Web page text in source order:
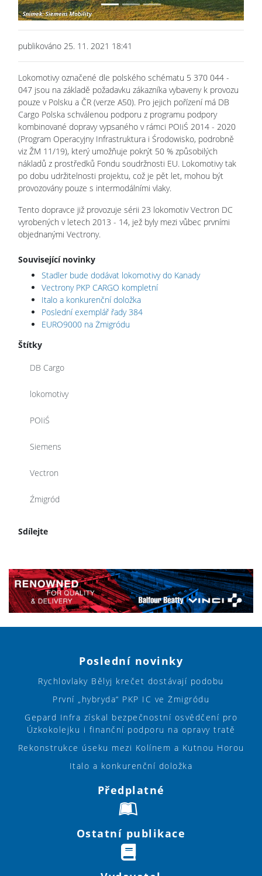
publikováno 25. 11. 2021 18:41
Lokomotivy označené dle polského schématu 5 370 044 -
047 jsou na základě požadavku zákazníka vybaveny k provozu
pouze v Polsku a ČR (verze A50). Pro jejich pořízení má DB
Cargo Polska schválenou podporu z programu podpory
kombinované dopravy vypsaného v rámci POIiŚ 2014 - 2020
(Program Operacyjny Infrastruktura i Środowisko, podrobně
viz ŽM 11/19), který umožňuje pokrýt 50 % způsobilých
nákladů z prostředků Fondu soudržnosti EU. Lokomotivy tak
po dobu udržitelnosti projektu, což je pět let, mohou být
provozovány pouze s intermodálními vlaky.
Tento dopravce již provozuje sérii 23 lokomotiv Vectron DC
vyrobených v letech 2013 - 14, jež byly mezi vůbec prvními
objednanými Vectrony.
Související novinky
Stadler bude dodávat lokomotivy do Kanady
Vectrony PKP CARGO kompletní
Italo a konkurenční doložka
Poslední exemplář řady 384
EURO9000 na Żmigródu
Štítky
DB Cargo
lokomotivy
POIiŚ
Siemens
Vectron
Źmigród
Sdílejte
Poslední novinky
Rychlovlaky Bělyj krečet dostávají podobu
První „hybryda“ PKP IC ve Żmigródu
Gepard Infra získal bezpečnostní osvědčení pro
Úzkokolejku i finanční podporu na opravy tratě
Rekonstrukce úseku mezi Kolínem a Kutnou Horou
Italo a konkurenční doložka
Předplatné
Ostatní publikace